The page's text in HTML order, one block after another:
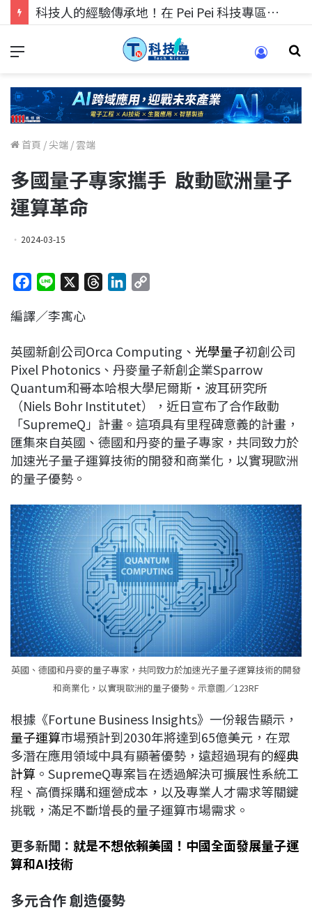
科技人的經驗傳承地！在 Pei Pei 科技專區，與學弟妹交流最硬核的技術
首頁 /尖端 / 雲端
多國量子專家攜手 啟動歐洲量子
運算革命
2024-03-15
c
b
o
o
k
n
a
d
s
e
d
I
n
L
i
n
編譯／李寓心
英國新創公司Orca Computing、 光學量子初創公司
Pixel Photonics、丹麥量子新創企業Sparrow
Quantum和哥本哈根大學尼爾斯‧波耳研究所
（Niels Bohr Institutet），近日宣布了合作啟動
「SupremeQ」計畫。這項具有里程碑意義的計畫，
匯集來自英國、德國和丹麥的量子專家，共同致力於
加速光子量子運算技術的開發和商業化，以實現歐洲
的量子優勢。
英國、德國和丹麥的量子專家，共同致力於加速光子量子運算技術的開發
和商業化，以實現歐洲的量子優勢。示意圖／123RF
根據《Fortune Business Insights》一份報告顯示，
量子運算市場預計到2030年將達到65億美元，在眾
多潛在應用領域中具有顯著優勢，遠超過現有的經典
計算 。SupremeQ專案旨在透過解決可擴展性系統工
程、高價採購和運營成本，以及專業人才需求等關鍵
挑戰，滿足不斷增長的量子運算市場需求。
更多新聞： 就是不想依賴美國！中國全面發展量子運
算和AI技術
多元合作創造優勢